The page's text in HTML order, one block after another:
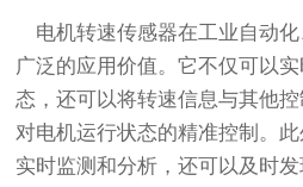
电机转速传感器在工业自动
广泛的应用价值。它不仅可以
态，还可以将转速信息与其他
对电机运行状态的精准控制。
实时监测和分析，还可以及时